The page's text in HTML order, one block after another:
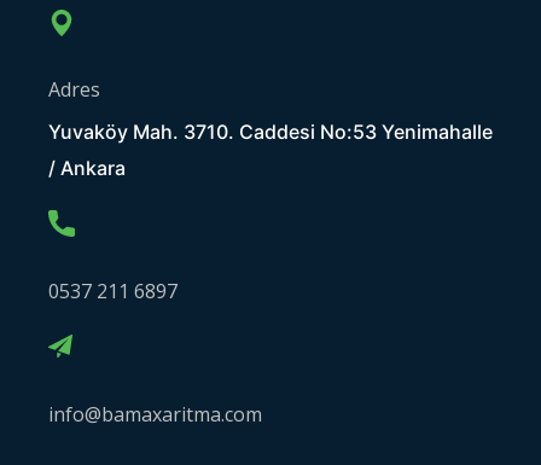
Adres
Yuvaköy Mah. 3710. Caddesi No:53 Yenimahalle
/ Ankara
0537 211 6897
info@bamaxaritma.com